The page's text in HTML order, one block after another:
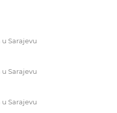
Sarajevu
Sarajevu
Sarajevu